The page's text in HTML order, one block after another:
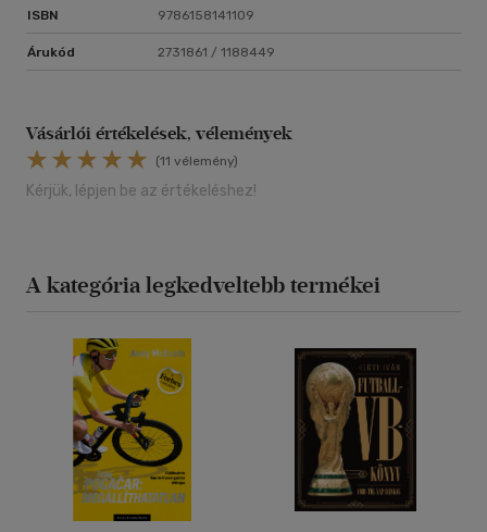
ISBN 9786158141109
Árukód 2731861 / 1188449
Vásárlói értékelések, vélemények
(11 vélemény)
Kérjük, lépjen be az értékeléshez!
A kategória legkedveltebb termékei